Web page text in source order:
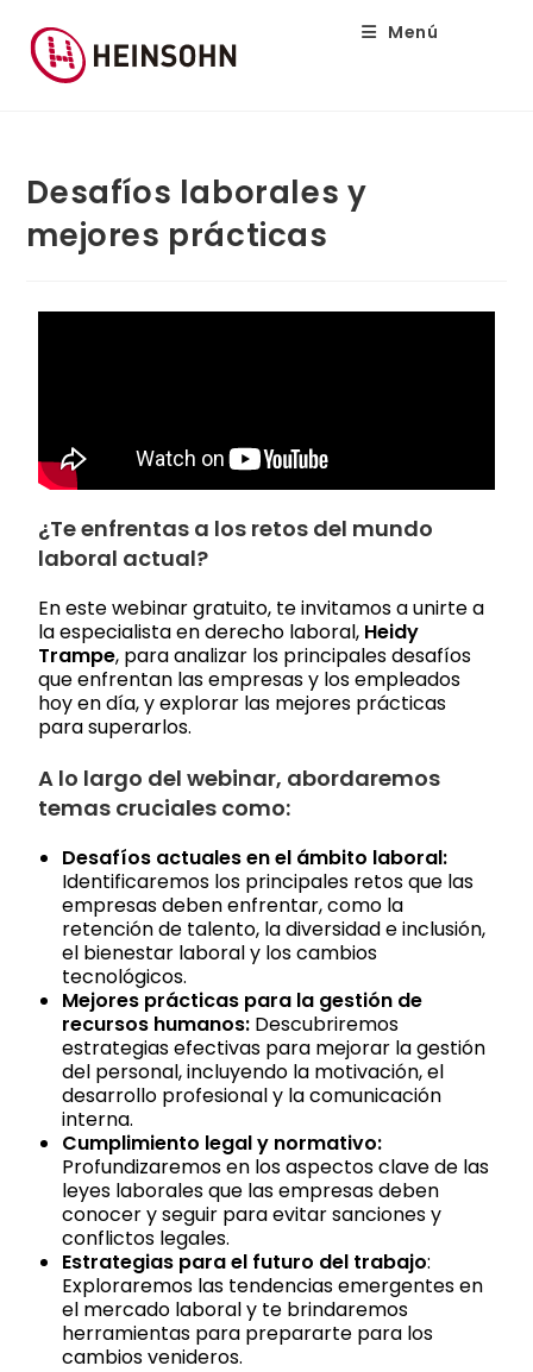
Menú
Desafíos laborales y
mejores prácticas
¿Te enfrentas a los retos del mundo
laboral actual?
En este webinar gratuito, te invitamos a unirte a
la especialista en derecho laboral, Heidy
Trampe, para analizar los principales desafíos
que enfrentan las empresas y los empleados
hoy en día, y explorar las mejores prácticas
para superarlos.
A lo largo del webinar, abordaremos
temas cruciales como:
Desafíos actuales en el ámbito laboral:
Identificaremos los principales retos que las
empresas deben enfrentar, como la
retención de talento, la diversidad e inclusión,
el bienestar laboral y los cambios
tecnológicos.
Mejores prácticas para la gestión de
recursos humanos: Descubriremos
estrategias efectivas para mejorar la gestión
del personal, incluyendo la motivación, el
desarrollo profesional y la comunicación
interna.
Cumplimiento legal y normativo:
Profundizaremos en los aspectos clave de las
leyes laborales que las empresas deben
conocer y seguir para evitar sanciones y
conflictos legales.
Estrategias para el futuro del trabajo:
Exploraremos las tendencias emergentes en
el mercado laboral y te brindaremos
herramientas para prepararte para los
cambios venideros.